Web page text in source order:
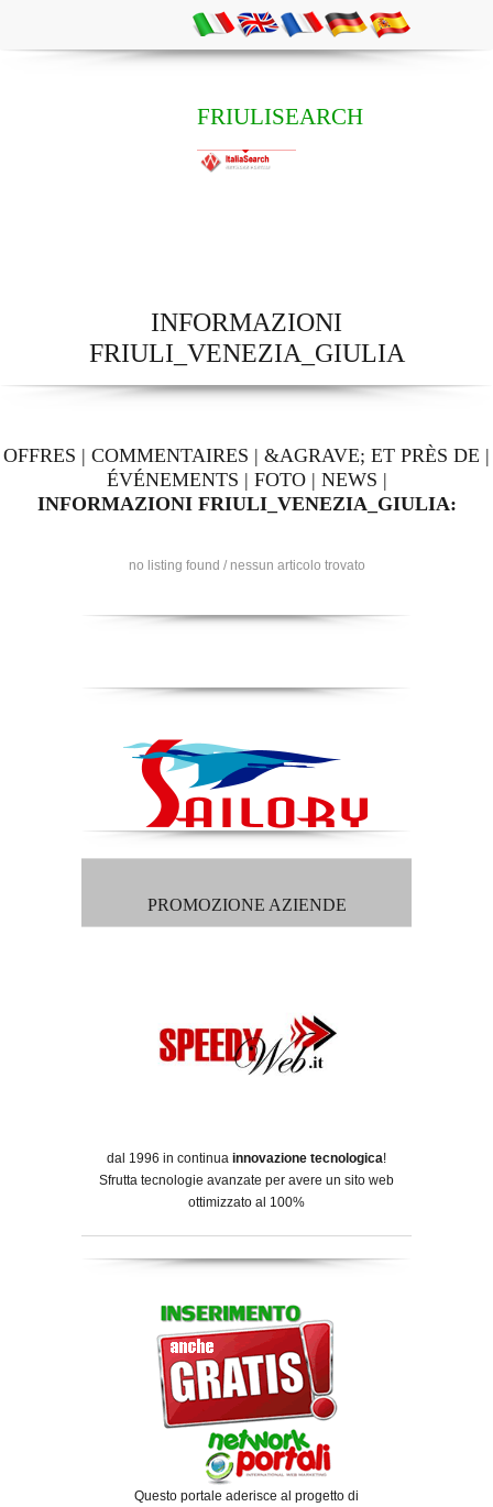
FRIULISEARCH
INFORMAZIONI
FRIULI_VENEZIA_GIULIA
OFFRES | COMMENTAIRES | &AGRAVE; ET PRÈS DE |
ÉVÉNEMENTS | FOTO| NEWS |
INFORMAZIONI FRIULI_VENEZIA_GIULIA:
no listing found / nessun articolo trovato
PROMOZIONE AZIENDE
dal 1996 in continua innovazione tecnologica!
Sfrutta tecnologie avanzate per avere un sito web
ottimizzato al 100%
Questo portale aderisce al progetto di